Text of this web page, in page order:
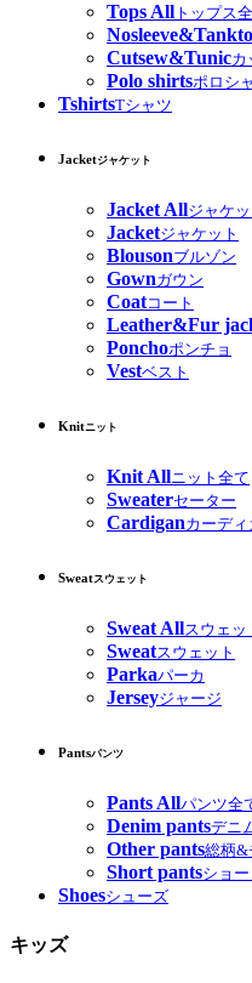
Tops All トップス
Cutsew&Tunicカ
Polo shirtsポロシ
TshirtsTシャツ
Jacketジャケット
Jacket Allジャケ
Jacketジャケット
Blousonブルゾン
Gownガウン
Coatコート
Leather&Fur
Ponchoポンチョ
Vestベスト
Knitニット
Knit Allニット全て
Sweaterセーター
Cardiganカーディ
Sweatスウェット
Sweat Allスウェッ
Sweatスウェット
Parkaパーカ
Jerseyジャージ
Pantsパンツ
Pants Allパンツ全
Denim pantsデニ
Other pants総柄&
Short pantsショ
Shoesシューズ
キッズ